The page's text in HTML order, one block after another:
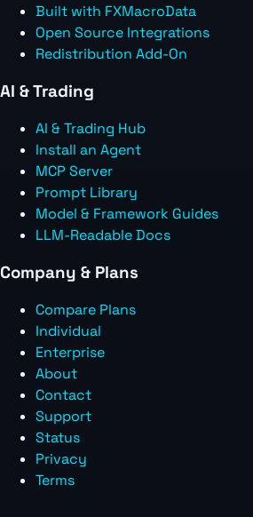
Built with FXMacroData
Open Source Integrations
Redistribution Add-On
AI & Trading
AI & Trading Hub
Install an Agent
MCP Server
Prompt Library
Model & Framework Guides
LLM-Readable Docs
Company & Plans
Compare Plans
Individual
Enterprise
About
Contact
Support
Status
Privacy
Terms